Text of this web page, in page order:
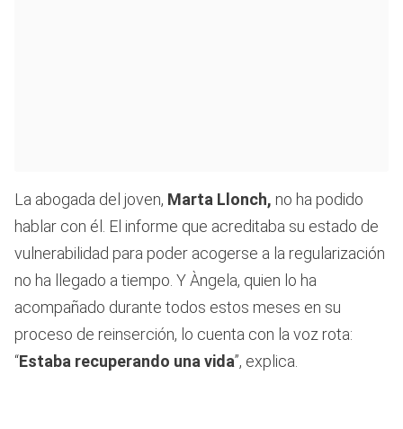
La abogada del joven, Marta Llonch, no ha podido
hablar con él. El informe que acreditaba su estado de
vulnerabilidad para poder acogerse a la regularización
no ha llegado a tiempo. Y Àngela, quien lo ha
acompañado durante todos estos meses en su
proceso de reinserción, lo cuenta con la voz rota:
“Estaba recuperando una vida”, explica.